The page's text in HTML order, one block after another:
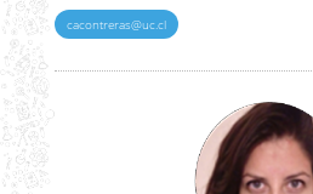
cacontreras@uc.cl